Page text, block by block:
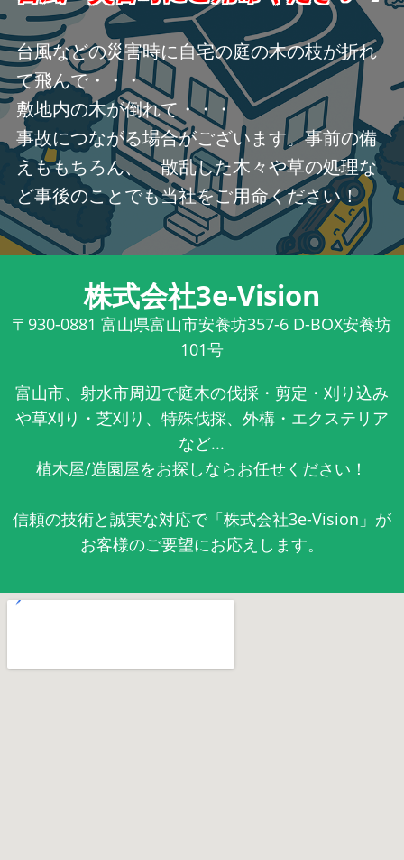
台風などの災害時に自宅の庭の木の枝が折れ
て飛んで・・・
敷地内の木が倒れて・・・
事故につながる場合がございます。事前の備
えももちろん、 散乱した木々や草の処理な
ど事後のことでも当社をご用命ください！
株式会社3e-Vision
〒930-0881 富山県富山市安養坊357-6 D-BOX安養坊
101号
富山市、射水市周辺で庭木の伐採・剪定・刈り込み
や草刈り・芝刈り、特殊伐採、外構・エクステリア
など...
植木屋/造園屋をお探しならお任せください！
信頼の技術と誠実な対応で「株式会社3e-Vision」が
お客様のご要望にお応えします。